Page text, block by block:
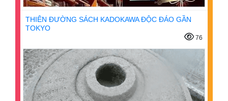
THIÊN ĐƯỜNG SÁCH KADOKAWA ĐỘC ĐÁO GẦN
TOKYO
76